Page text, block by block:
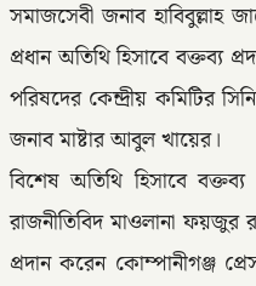
সমাজসেবী জনাব হাবিবুল্লাহ
প্রধান অতিথি হিসাবে বক্তব্য
পরিষদের কেন্দ্রীয় কমিটির
জনাব মাষ্টার আবুল খায়ের।
বিশেষ অতিথি হিসাবে
রাজনীতিবিদ মাওলানা ফয়জুর
প্রদান করেন কোম্পানীগঞ্জ